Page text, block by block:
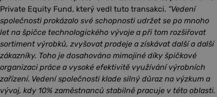
Private Equity Fund, který vedl tuto transakci. “Vedení
společnosti prokázalo své schopnosti udržet se po mnoho
let na špičce technologického vývoje a při tom rozšiřovat
sortiment výrobků, zvyšovat prodeje a získávat další a další
zákazníky. Toho je dosahováno mimojiné díky špičkové
organizaci práce a vysoké efektivitě využívání výrobních
zařízení. Vedení společnosti klade silný důraz na výzkum a
vývoj, kdy 10% zaměstnanců stabilně pracuje v této oblasti.